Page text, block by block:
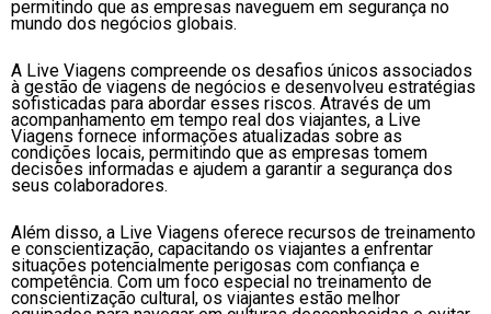
permitindo que as empresas naveguem em segurança no
mundo dos negócios globais.
A Live Viagens compreende os desafios únicos associados
à gestão de viagens de negócios e desenvolveu estratégias
sofisticadas para abordar esses riscos. Através de um
acompanhamento em tempo real dos viajantes, a Live
Viagens fornece informações atualizadas sobre as
condições locais, permitindo que as empresas tomem
decisões informadas e ajudem a garantir a segurança dos
seus colaboradores.
Além disso, a Live Viagens oferece recursos de treinamento
e conscientização, capacitando os viajantes a enfrentar
situações potencialmente perigosas com confiança e
competência. Com um foco especial no treinamento de
conscientização cultural, os viajantes estão melhor